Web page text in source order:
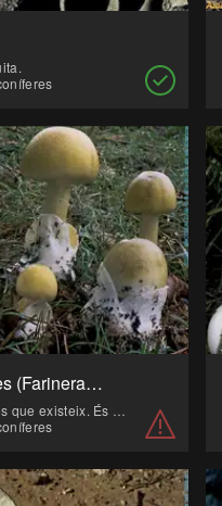
Amanita phalloides (Farinera borda)
És el bolet més verinós que existeix. És mortal, causant del 90% de les morts per intoxicacions de bolets.